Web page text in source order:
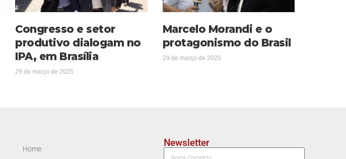
Congresso e setor
produtivo dialogam no
IPA, em Brasília
29 de março de 2025
Marcelo Morandi e o
protagonismo do Brasil
29 de março de 2025
Home
Newsletter